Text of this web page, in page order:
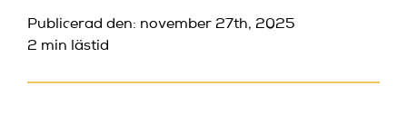
Publicerad den: november 27th, 2025
2 min lästid